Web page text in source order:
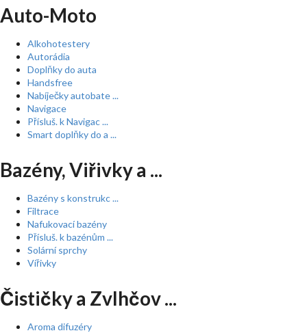
Auto-Moto
Alkohotestery
Autorádia
Doplňky do auta
Handsfree
Nabíječky autobate ...
Navigace
Přísluš. k Navigac ...
Smart doplňky do a ...
Bazény, Viřivky a ...
Bazény s konstrukc ...
Filtrace
Nafukovací bazény
Přísluš. k bazénům ...
Solární sprchy
Vířivky
Čističky a Zvlhčov ...
Aroma difuzéry